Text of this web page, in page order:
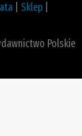
Sklep
Polskie